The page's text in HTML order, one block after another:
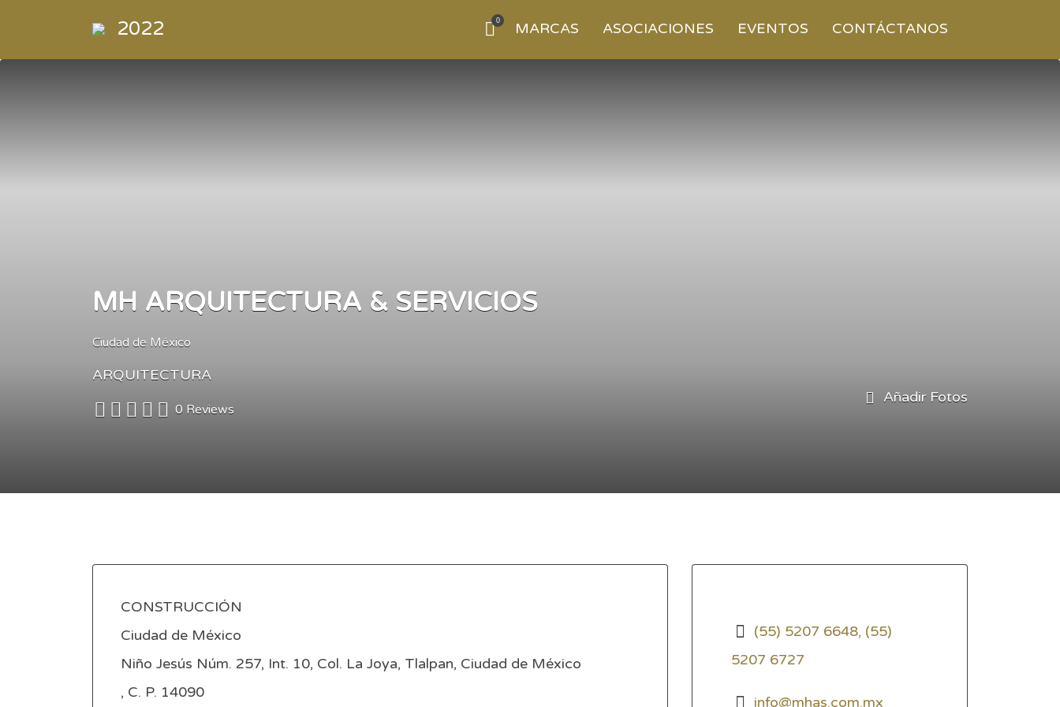
2022 0 MARCAS ASOCIACIONES EVENTOS CONTÁCTANOS
Buscar
por:
MH ARQUITECTURA & SERVICIOS
Ciudad de México
ARQUITECTURA
0 Reviews
Añadir Fotos
CONSTRUCCIÓN
Ciudad de México
Niño Jesús Núm. 257, Int. 10, Col. La Joya, Tlalpan, Ciudad de México
, C. P. 14090
(55) 5207 6648, (55)
5207 6727
info@mhas.com.mx